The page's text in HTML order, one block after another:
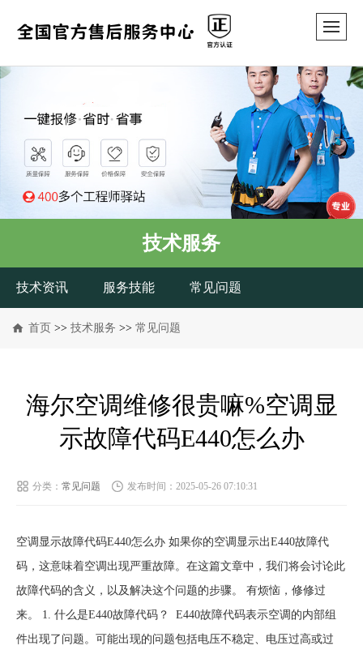
技术服务
技术资讯 服务技能 常见问题
首页 >> 技术服务 >> 常见问题
海尔空调维修很贵嘛%空调显
示故障代码E440怎么办
分类： 常见问题 发布时间：2025-05-26 07:10:31
空调显示故障代码E440怎么办 如果你的空调显示出E440故障代
码，这意味着空调出现严重故障。在这篇文章中，我们将会讨论此
故障代码的含义，以及解决这个问题的步骤。 有烦恼，修修过
来。 1. 什么是E440故障代码？ E440故障代码表示空调的内部组
件出现了问题。可能出现的问题包括电压不稳定、电压过高或过